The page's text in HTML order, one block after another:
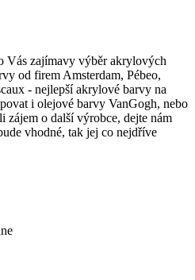
Vás zajímavy výběr akrylových
od firem Amsterdam, Pébeo,
- nejlepší akrylové barvy na
i olejové barvy VanGogh, nebo
zájem o další výrobce, dejte nám
vhodné, tak jej co nejdříve